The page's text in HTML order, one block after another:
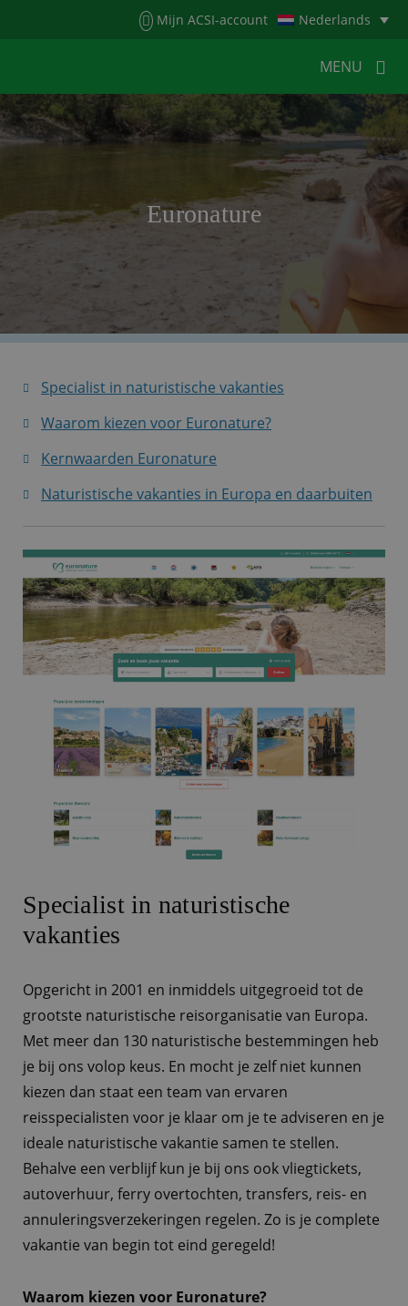
Mijn ACSI-account Nederlands
MENU
MENUMENU
VOOR KAMPEERDERS
VOOR CAMPINGS
KAMPEERNIEUWS
ACSI WEBSHOP
WERKEN BIJ ACSI
Euronature
Specialist in naturistische vakanties
Waarom kiezen voor Euronature?
Kernwaarden Euronature
Naturistische vakanties in Europa en daarbuiten
Specialist in naturistische
vakanties
Opgericht in 2001 en inmiddels uitgegroeid tot de
grootste naturistische reisorganisatie van Europa.
Met meer dan 130 naturistische bestemmingen heb
je bij ons volop keus. En mocht je zelf niet kunnen
kiezen dan staat een team van ervaren
reisspecialisten voor je klaar om je te adviseren en je
ideale naturistische vakantie samen te stellen.
Behalve een verblijf kun je bij ons ook vliegtickets,
autoverhuur, ferry overtochten, transfers, reis- en
annuleringsverzekeringen regelen. Zo is je complete
vakantie van begin tot eind geregeld!
Waarom kiezen voor Euronature?